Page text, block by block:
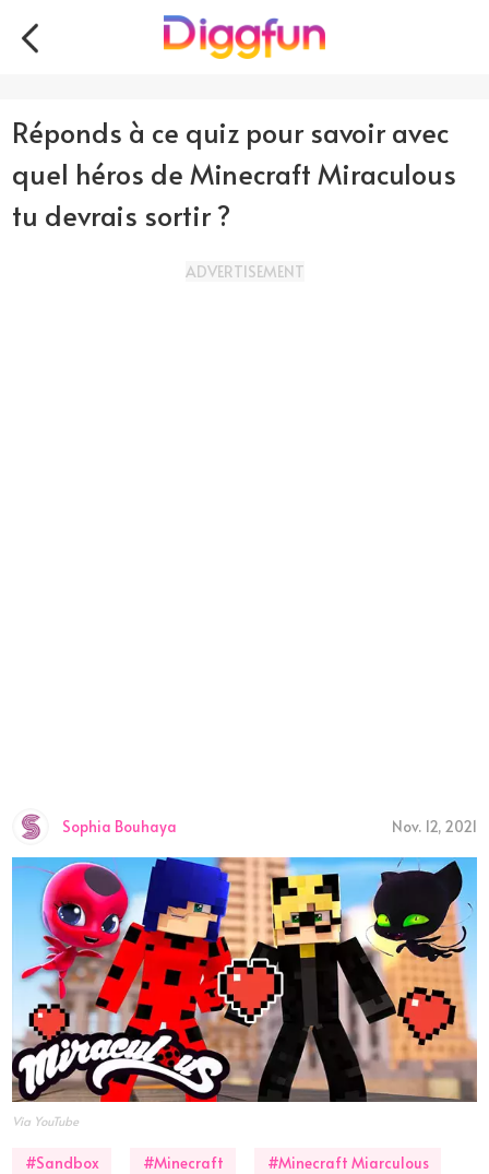
Réponds à ce quiz pour savoir avec
quel héros de Minecraft Miraculous
tu devrais sortir ?
ADVERTISEMENT
Sophia Bouhaya Nov. 12, 2021
Via YouTube
#Sandbox #Minecraft #Minecraft Miarculous